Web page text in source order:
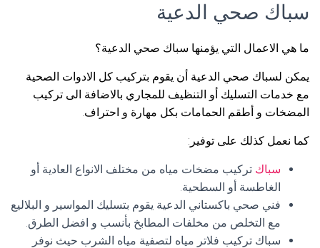
سباك صحي الدعية
ما هي الاعمال التي يؤمنها سباك صحي الدعية؟
يمكن لسباك صحي الدعية أن يقوم بتركيب كل الادوات الصحية
مع خدمات التسليك أو التنظيف للمجاري بالاضافة الى تركيب
المضخات و أطقم الحمامات بكل مهارة و احتراف.
كما نعمل كذلك على توفير:
سباك تركيب مضخات مياه من مختلف الانواع العادية أو
الغاطسة أو السطحية.
فني صحي باكستاني الدعية يقوم بتسليك المواسير و البلاليع
مع التخلص من مخلفات المطابخ بأنسب و افضل الطرق.
سباك تركيب فلاتر مياه لتصفية مياه الشرب حيث نوفر